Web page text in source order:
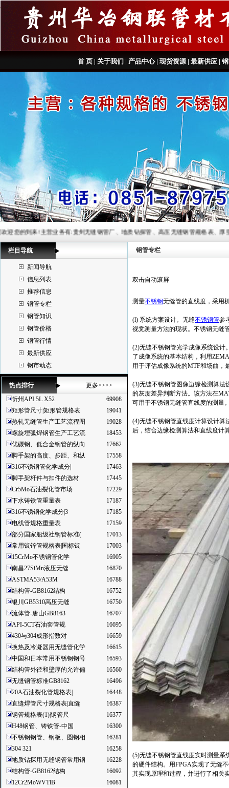
首 页 | 关于我们 | 产品中心| 现货资源| 最新供应 |
您的到来!主营业务有:贵州无缝钢管厂、地质钻探管、高压无缝钢管规格表、厚壁
栏目导航
新闻导航
信息列表
推荐信息
钢管专栏
钢管知识
钢管价格
钢管行情
最新供应
钢市动态
热点排行
更多>>>>
忻州API 5L X52
69908
矩形管尺寸|矩形管规格表
19041
热轧无缝管生产工艺流程图
19028
螺旋埋弧焊钢管生产工艺流
18453
优碳钢、低合金钢管的纵向
17662
脚手架的高度、步距、和纵
17558
316不锈钢管化学成分|
17463
脚手架杆件与扣件的选材
17445
Cr5Mo石油裂化管市场
17229
下水铸铁管重量表
17187
316不锈钢化学成分|3
17185
电线管规格重量表
17159
部分国家船级社钢管标准(
17013
常用镀锌管规格表|国标镀
17003
15CrMo不锈钢管化学
16905
南昌27SiMn液压无缝
16870
ASTMA53/A53M
16788
结构管-GB8162结构
16752
银川GB5310高压无缝
16750
流体管-唐山GB8163
16707
API-5CT石油套管规
16695
430与304成形指数对
16659
换热及冷凝器用无缝管化学
16615
中国和日本常用不锈钢钢号
16593
结构管外径和壁厚的允许偏
16560
无缝钢管标准GB8162
16496
20A石油裂化管规格表|
16448
直缝焊管尺寸规格表|直缝
16387
钢管规格表(1)|钢管尺
16377
H48钢管、铸铁管-中国
16300
不锈钢钢管、钢板、圆钢相
16281
304 321
16258
地质钻探用无缝钢管常用钢
16228
结构管-GB8162结构
16092
12Cr2MoWVTiB
16081
钢管专栏
双击自动滚屏
测量不锈钢无缝管的直线度，采用
(l) 系统方案设计。无缝不锈钢管参
视觉测量方法的现状。不锈钢无缝
(2)无缝不锈钢管光学成像系统设计
了成像系统的基本结构，利用
用于评估成像系统的MTF和场曲，
(3)无缝不锈钢管图像边缘检测算法
的灰度差异判断方法。该方法在
可用于不锈钢无缝管直线度的测量
(4)无缝不锈钢管直线度计算设计算
后，结合边缘检测算法和直线度计
(5)无缝不锈钢管直线度实时测量系
的硬件结构。用FPGA实现了无缝
其实现原理和过程，并进行了相关